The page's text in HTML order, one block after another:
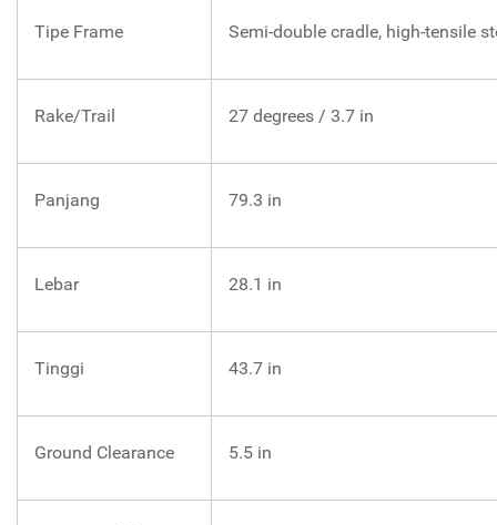
Tipe Frame Semi-double cradle, high-tensile
Rake/Trail 27 degrees / 3.7 in
Panjang 79.3 in
Lebar 28.1 in
Tinggi 43.7 in
Ground Clearance 5.5 in